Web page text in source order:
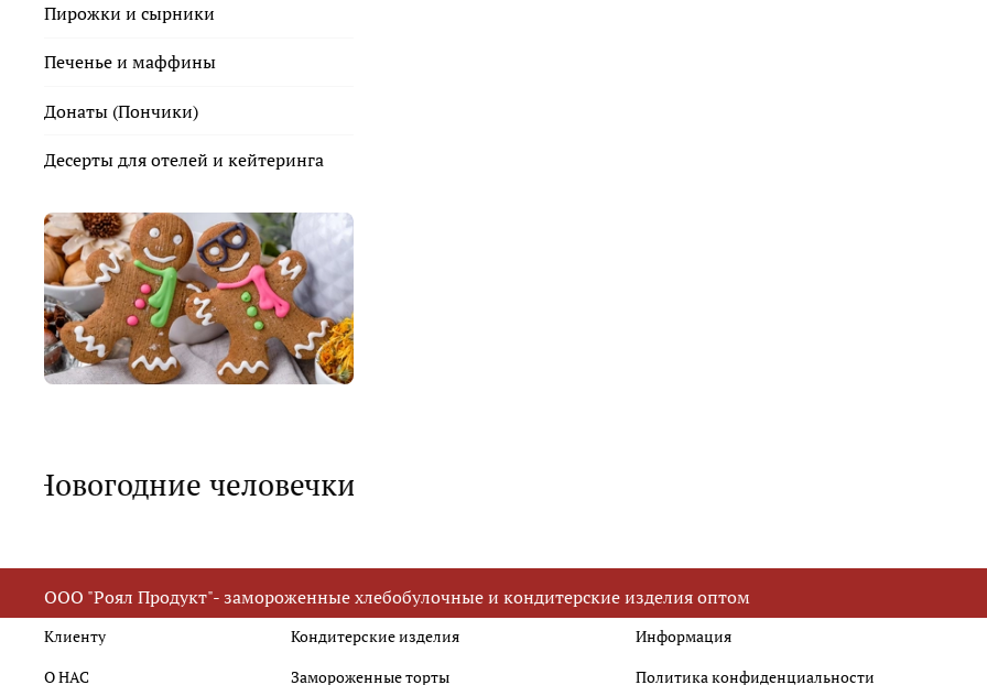
Пирожки и сырники
Печенье и маффины
Донаты (Пончики)
Десерты для отелей и кейтеринга
человечки в наличии
ООО "Роял Продукт"- замороженные хлебобулочные и кондитерские изделия оптом
Клиенту
О НАС
Кондитерские изделия
Замороженные торты
Информация
Политика конфиденциальности